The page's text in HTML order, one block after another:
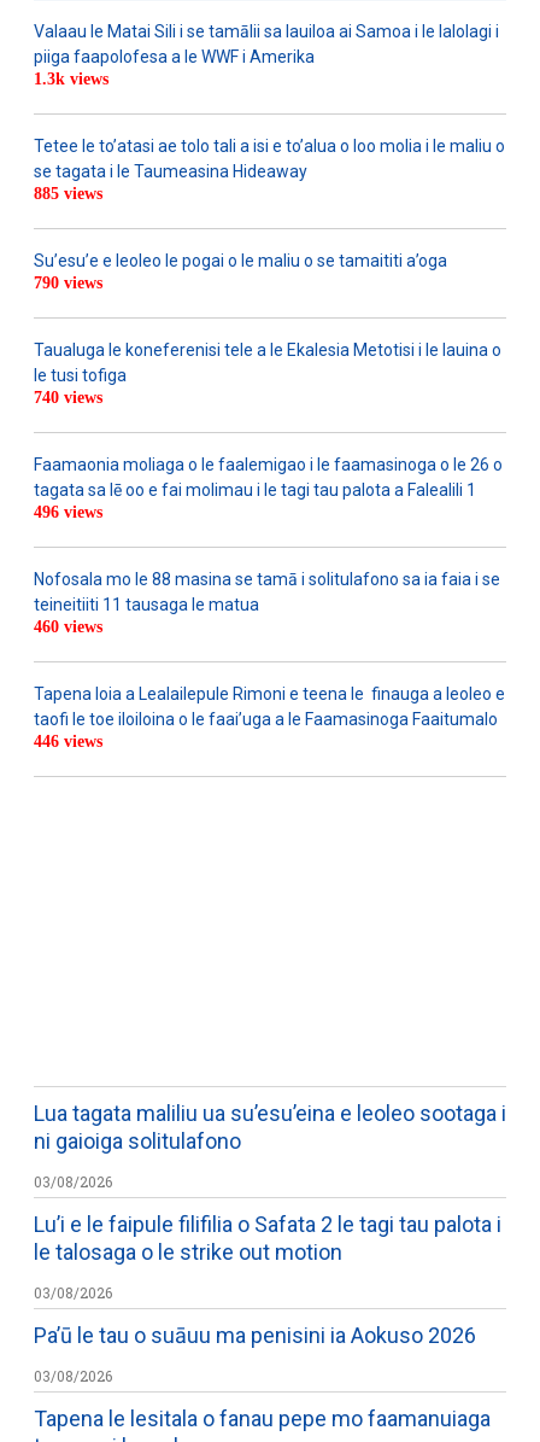
Valaau le Matai Sili i se tamālii sa lauiloa ai Samoa i le lalolagi i
piiga faapolofesa a le WWF i Amerika
1.3k views
Tetee le to’atasi ae tolo tali a isi e to’alua o loo molia i le maliu o
se tagata i le Taumeasina Hideaway
885 views
Su’esu’e e leoleo le pogai o le maliu o se tamaititi a’oga
790 views
Taualuga le koneferenisi tele a le Ekalesia Metotisi i le lauina o
le tusi tofiga
740 views
Faamaonia moliaga o le faalemigao i le faamasinoga o le 26 o
tagata sa lē oo e fai molimau i le tagi tau palota a Falealili 1
496 views
Nofosala mo le 88 masina se tamā i solitulafono sa ia faia i se
teineitiiti 11 tausaga le matua
460 views
Tapena loia a Lealailepule Rimoni e teena le finauga a leoleo e
taofi le toe iloiloina o le faai’uga a le Faamasinoga Faaitumalo
446 views
Lua tagata maliliu ua su’esu’eina e leoleo sootaga i
ni gaioiga solitulafono
03/08/2026
Lu’i e le faipule filifilia o Safata 2 le tagi tau palota i
le talosaga o le strike out motion
03/08/2026
Pa’ū le tau o suāuu ma penisini ia Aokuso 2026
03/08/2026
Tapena le lesitala o fanau pepe mo faamanuiaga